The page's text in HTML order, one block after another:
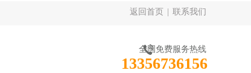
返回首页 联系我们
全国免费服务热线
13356736156